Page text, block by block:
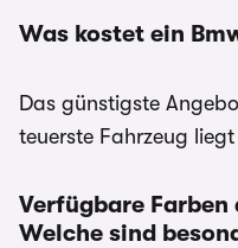
Was kostet ein
Das günstigste
teuerste Fahrzeug
Verfügbare Farben
Welche sind